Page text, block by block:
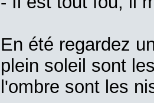
En été regardez
plein soleil sont
l'ombre sont les